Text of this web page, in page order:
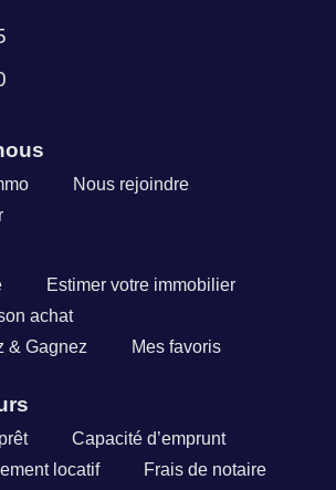
Nous rejoindre
Estimer votre immobilier
achat
& Gagnez
Mes favoris
Capacité d’emprunt
locatif
Frais de notaire